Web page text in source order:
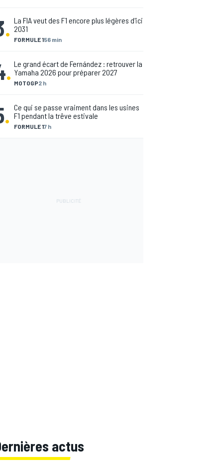
. FORMULE 156 min
La FIA veut des F1 encore plus légères d'ici
2031
. MOTOGP2 h
Le grand écart de Fernández : retrouver la
Yamaha 2026 pour préparer 2027
. FORMULE 17 h
Ce qui se passe vraiment dans les usines
F1 pendant la trêve estivale
actus